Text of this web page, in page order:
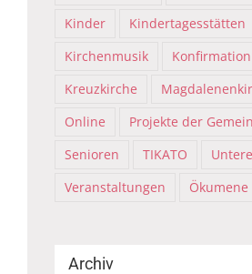
Kinder
Kindertagesstätten
Kirchenmusik
Konfirmation
Kreuzkirche
Online
Projekte der
Senioren
TIKATO
Veranstaltungen
Ökumene
Archiv